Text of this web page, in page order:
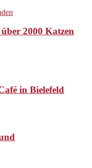
2000 Katzen
in Bielefeld